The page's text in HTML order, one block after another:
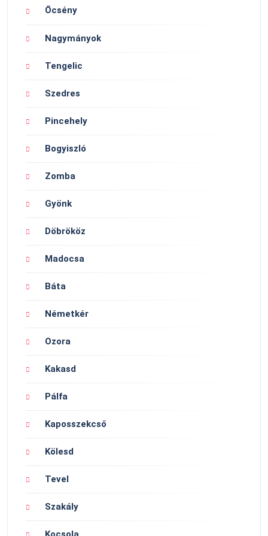
Őcsény
Nagymányok
Tengelic
Szedres
Pincehely
Bogyiszló
Zomba
Gyönk
Döbrököz
Madocsa
Báta
Németkér
Ozora
Kakasd
Pálfa
Kaposszekcső
Kölesd
Tevel
Szakály